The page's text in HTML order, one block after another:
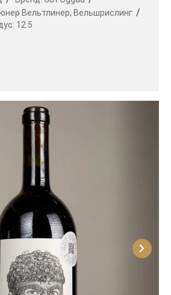
Вельтлинер, Вельшрислинг
12.5